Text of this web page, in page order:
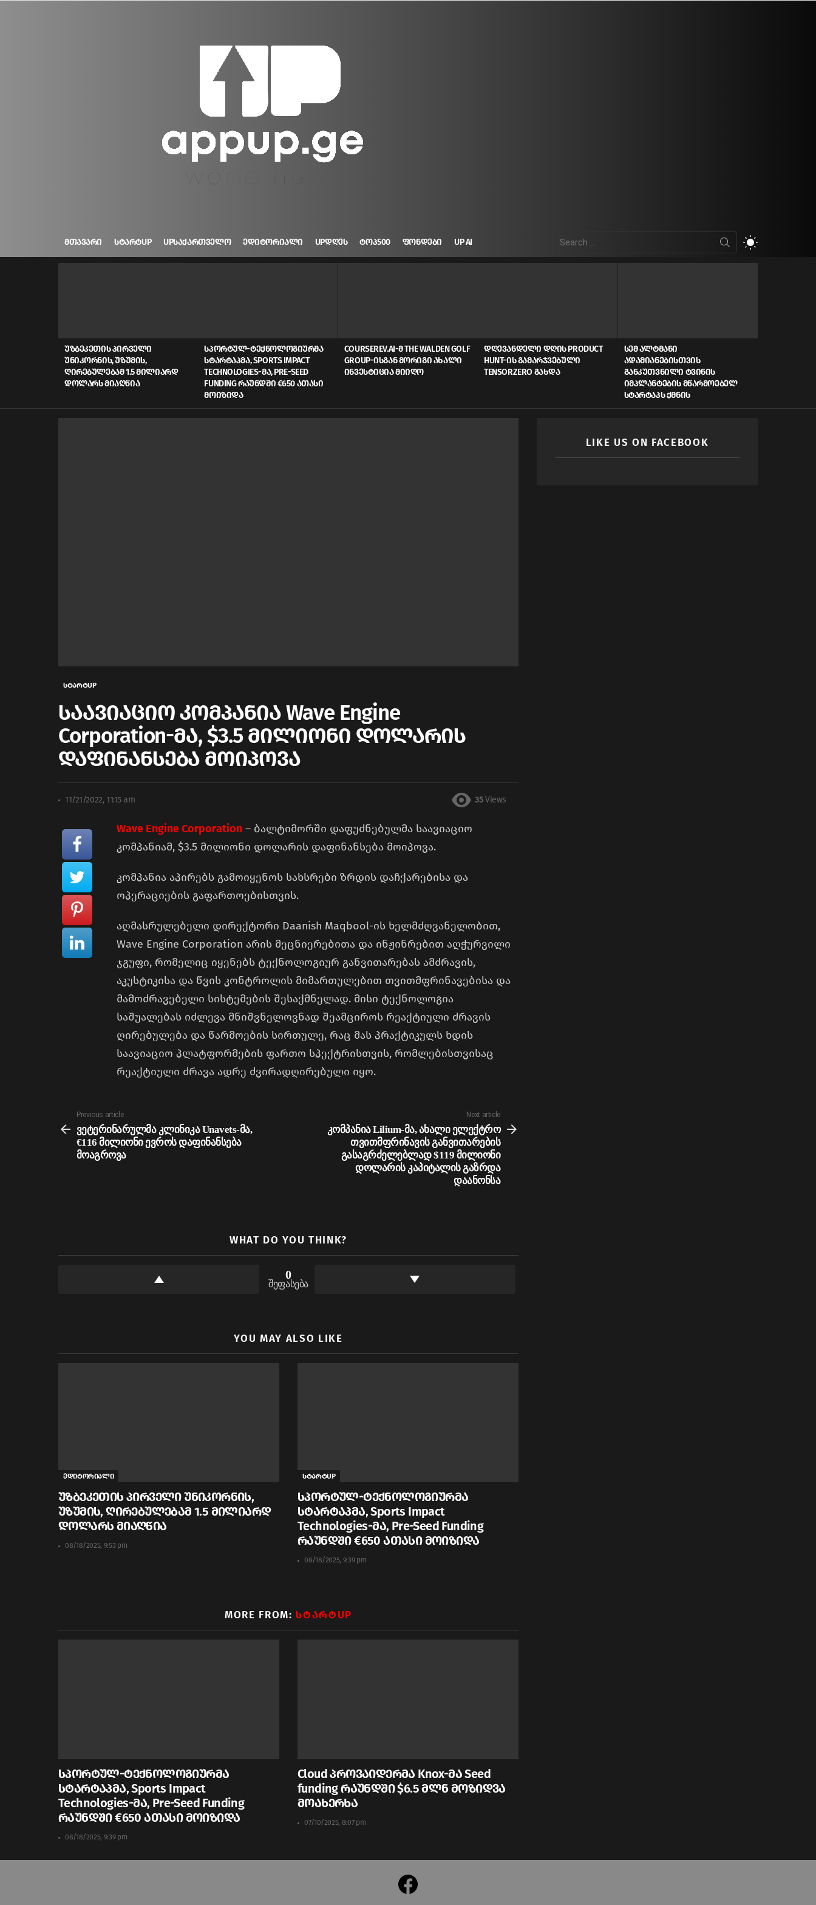
ᲛᲗᲐᲕᲐᲠᲘ ᲡᲢᲐᲠᲢUP UPᲡᲐᲥᲐᲠᲗᲕᲔᲚᲝ ᲔᲓᲘᲢᲝᲠᲘᲐᲚᲘ UPᲓᲦᲔᲡ ᲢᲝᲞ500 ᲤᲝᲜᲓᲔᲑᲘ UP AI
for:
ᲣᲖᲑᲔᲙᲔᲗᲘᲡ ᲞᲘᲠᲕᲔᲚᲘ
ᲣᲜᲘᲙᲝᲠᲜᲘᲡ, ᲣᲖᲣᲛᲘᲡ,
ᲦᲘᲠᲔᲑᲣᲚᲔᲑᲐᲛ 1.5 ᲛᲘᲚᲘᲐᲠᲓ
ᲓᲝᲚᲐᲠᲡ ᲛᲘᲐᲦᲬᲘᲐ
ᲡᲞᲝᲠᲢᲣᲚ-ᲢᲔᲥᲜᲝᲚᲝᲒᲘᲣᲠᲛᲐ
ᲡᲢᲐᲠᲢᲐᲞᲛᲐ, SPORTS IMPACT
TECHNOLOGIES-ᲛᲐ, PRE-SEED
FUNDING ᲠᲐᲣᲜᲓᲨᲘ €650 ᲐᲗᲐᲡᲘ
ᲛᲝᲘᲖᲘᲓᲐ
COURSEREV.AI-Მ THE WALDEN GOLF
GROUP-ᲘᲡᲒᲐᲜ ᲛᲝᲠᲘᲒᲘ ᲐᲮᲐᲚᲘ
ᲘᲜᲕᲔᲡᲢᲘᲪᲘᲐ ᲛᲘᲘᲦᲝ
ᲓᲦᲔᲕᲐᲜᲓᲔᲚᲘ ᲓᲦᲘᲡ PRODUCT
HUNT-ᲘᲡ ᲒᲐᲛᲐᲠᲯᲕᲔᲑᲣᲚᲘ
TENSORZERO ᲒᲐᲮᲓᲐ
ᲡᲔᲛ ᲐᲚᲢᲛᲐᲜᲘ
ᲐᲓᲐᲛᲘᲐᲜᲔᲑᲘᲡᲗᲕᲘᲡ
ᲒᲐᲜᲙᲣᲗᲕᲜᲘᲚᲘ ᲢᲕᲘᲜᲘᲡ
ᲘᲛᲞᲚᲐᲜᲢᲔᲑᲘᲡ ᲛᲬᲐᲠᲛᲝᲔᲑᲔᲚ
ᲡᲢᲐᲠᲢᲐᲞᲡ ᲥᲛᲜᲘᲡ
სტარტUP
საავიაციო კომპანია Wave Engine
Corporation-მა, $3.5 მილიონი დოლარის
დაფინანსება მოიპოვა
11/21/2022, 11:15 am 35 Views
Wave Engine Corporation – ბალტიმორში დაფუძნებულმა საავიაციო
კომპანიამ, $3.5 მილიონი დოლარის დაფინანსება მოიპოვა.
კომპანია აპირებს გამოიყენოს სახსრები ზრდის დაჩქარებისა და
ოპერაციების გაფართოებისთვის.
აღმასრულებელი დირექტორი Daanish Maqbool-ის ხელმძღვანელობით,
Wave Engine Corporation არის მეცნიერებითა და ინჟინრებით აღჭურვილი
ჯგუფი, რომელიც იყენებს ტექნოლოგიურ განვითარებას ამძრავის,
აკუსტიკისა და წვის კონტროლის მიმართულებით თვითმფრინავებისა და
მამოძრავებელი სისტემების შესაქმნელად. მისი ტექნოლოგია
საშუალებას იძლევა მნიშვნელოვნად შეამციროს რეაქტიული ძრავის
ღირებულება და წარმოების სირთულე, რაც მას პრაქტიკულს ხდის
საავიაციო პლატფორმების ფართო სპექტრისთვის, რომლებისთვისაც
რეაქტიული ძრავა ადრე ძვირადღირებული იყო.
more
Previous article
ვეტერინარულმა კლინიკა Unavets-მა,
€116 მილიონი ევროს დაფინანსება
მოაგროვა
Next article
კომპანია Lilium-მა, ახალი ელექტრო
თვითმფრინავის განვითარების
გასაგრძელებლად $119 მილიონი
დოლარის კაპიტალის გაზრდა
დაანონსა
WHAT DO YOU THINK?
0
შეფასება
YOU MAY ALSO LIKE
ედიტორიალი
უზბეკეთის პირველი უნიკორნის,
უზუმის, ღირებულებამ 1.5 მილიარდ
დოლარს მიაღწია
08/18/2025, 9:53 pm
სტარტUP
სპორტულ-ტექნოლოგიურმა
სტარტაპმა, Sports Impact
Technologies-მა, Pre-Seed Funding
რაუნდში €650 ათასი მოიზიდა
08/18/2025, 9:39 pm
MORE FROM: ᲡᲢᲐᲠᲢUP
სპორტულ-ტექნოლოგიურმა
სტარტაპმა, Sports Impact
Technologies-მა, Pre-Seed Funding
რაუნდში €650 ათასი მოიზიდა
08/18/2025, 9:39 pm
Cloud პროვაიდერმა Knox-მა Seed
funding რაუნდში $6.5 მლნ მოზიდვა
მოახერხა
07/10/2025, 8:07 pm
LIKE US ON FACEBOOK
facebook